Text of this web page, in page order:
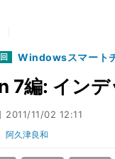
Windowsスマート
7編: イン
2011/11/02 12:11
阿久津良和